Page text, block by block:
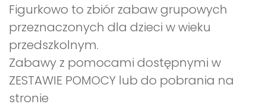
Figurkowo to zbiór zabaw grupowych
przeznaczonych dla dzieci w wieku
przedszkolnym.
Zabawy z pomocami dostępnymi w
ZESTAWIE POMOCY lub do pobrania na
stronie